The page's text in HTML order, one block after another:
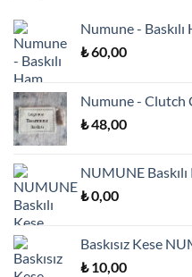
Numune -
₺60,00
Numune - Clutch
₺48,00
NUMUNE Baskılı
₺0,00
Baskısız Kese
₺10,00